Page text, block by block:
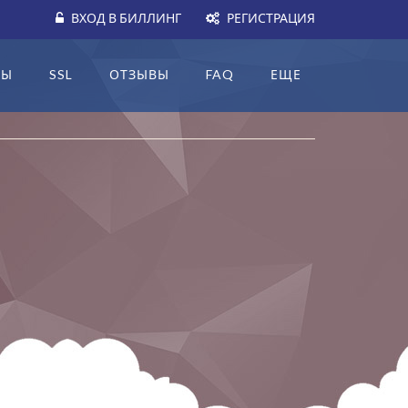
ВХОД В БИЛЛИНГ РЕГИСТРАЦИЯ
SSL ОТЗЫВЫ FAQ ЕЩЕ